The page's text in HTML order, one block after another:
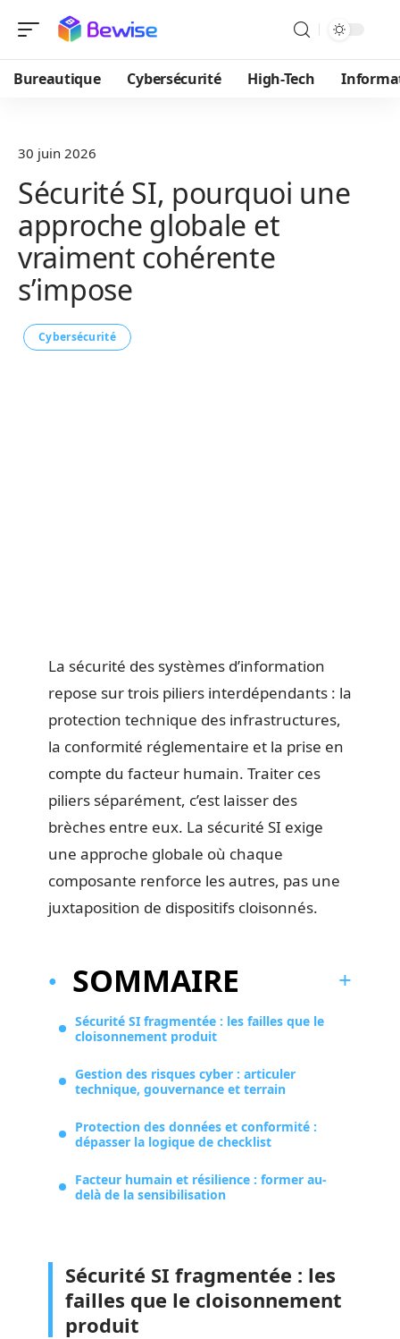
Bureautique Cybersécurité High-Tech
30 juin 2026
Sécurité SI, pourquoi une
approche globale et
vraiment cohérente
s’impose
Cybersécurité
La sécurité des systèmes d’information
repose sur trois piliers interdépendants : la
protection technique des infrastructures,
la conformité réglementaire et la prise en
compte du facteur humain. Traiter ces
piliers séparément, c’est laisser des
brèches entre eux. La sécurité SI exige
une approche globale où chaque
composante renforce les autres, pas une
juxtaposition de dispositifs cloisonnés.
SOMMAIRE
Sécurité SI fragmentée : les failles que le
cloisonnement produit
Gestion des risques cyber : articuler
technique, gouvernance et terrain
Protection des données et conformité :
dépasser la logique de checklist
Facteur humain et résilience : former au-
delà de la sensibilisation
Sécurité SI fragmentée : les
failles que le cloisonnement
produit